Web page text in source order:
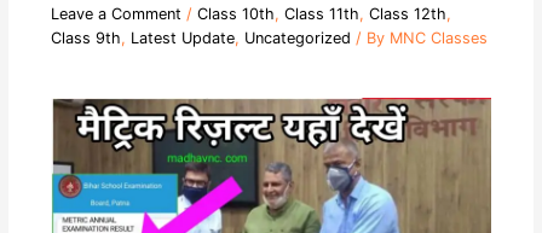
Leave a Comment / Class 10th, Class 11th, Class 12th,
Class 9th, Latest Update, Uncategorized / By MNC Classes